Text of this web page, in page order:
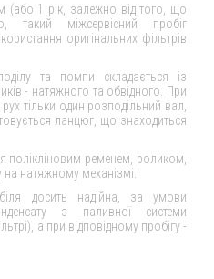
(або 1 рік, залежно від того, що
такий міжсервісний пробіг
оригінальних фільтрів
та помпи складається із
- натяжного та обвідного. При
тільки один розподільний вал,
ланцюг, що знаходиться
полікліновим ременем, роликом,
натяжному механізмі.
досить надійна, за умови
з паливної системи
а при відповідному пробігу -